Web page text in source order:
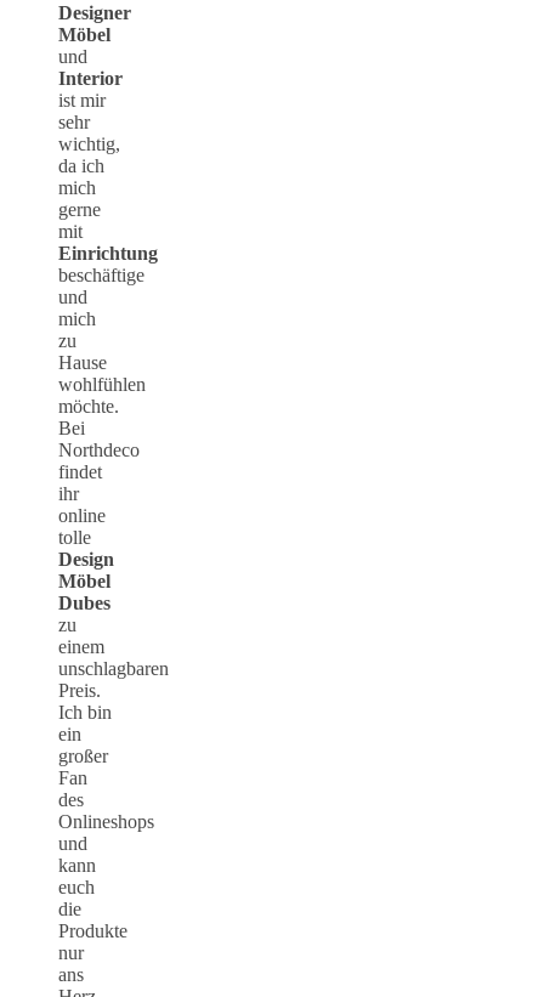
Designer
Möbel
und
Interior
ist mir
sehr
wichtig,
da ich
mich
gerne
mit
Einrichtung
beschäftige
und
mich
zu
Hause
wohlfühlen
möchte.
Bei
Northdeco
findet
ihr
online
tolle
Design
Möbel
Dubes
zu
einem
unschlagbaren
Preis.
Ich bin
ein
großer
Fan
des
Onlineshops
und
kann
euch
die
Produkte
nur
ans